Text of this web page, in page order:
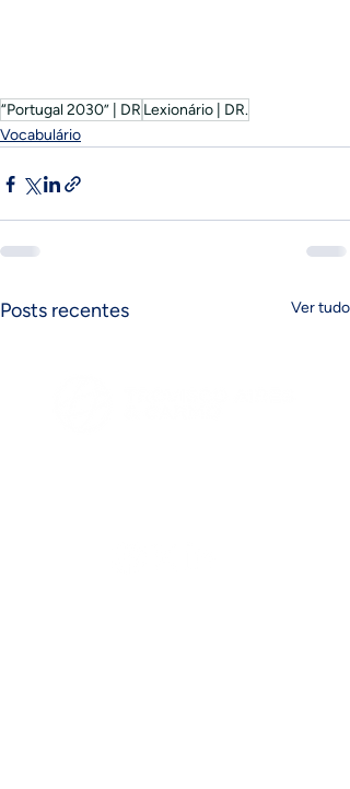
“Portugal 2030” | DR Lexionário | DR.
Vocabulário
Posts recentes Ver tudo